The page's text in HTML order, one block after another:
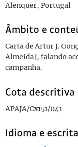
Alenquer, Portugal
Âmbito e
Carta de Artur J.
Almeida], falando
campanha.
Cota descritiva
APAJA/Cx151/041
Idioma e escrita